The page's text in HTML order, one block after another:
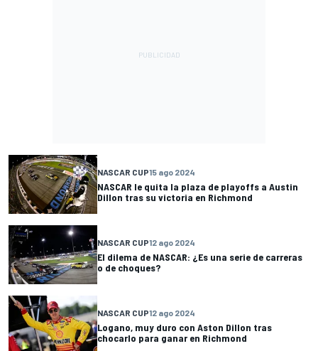
NASCAR CUP15 ago 2024
NASCAR le quita la plaza de playoffs a Austin
Dillon tras su victoria en Richmond
NASCAR CUP12 ago 2024
El dilema de NASCAR: ¿Es una serie de carreras
o de choques?
NASCAR CUP12 ago 2024
Logano, muy duro con Aston Dillon tras
chocarlo para ganar en Richmond